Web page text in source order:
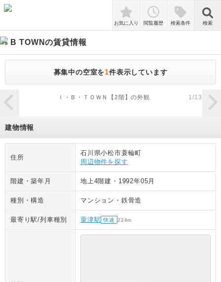
検索
お気に入り 閲覧履歴 検索条件 検索
I B TOWNの賃貸情報
募集中の空室を1件表示しています
zoom_in
Ｉ・Ｂ・ＴＯＷＮ【2階】の外観 1/13
建物情報
住所
石川県小松市蓑輪町
周辺物件を探す
階建・築年月 地上4階建 ・ 1992年05月
種別・構造 マンション ・ 鉄骨造
最寄り駅/列車種別 粟津駅 快速 224m